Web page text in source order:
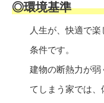
◎環境基準
人生が、快適で
条件です。
建物の断熱力が弱
てしまう家では